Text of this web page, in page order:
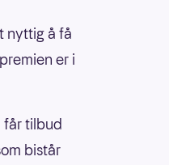
nyttig å få
er i
får tilbud
bistår